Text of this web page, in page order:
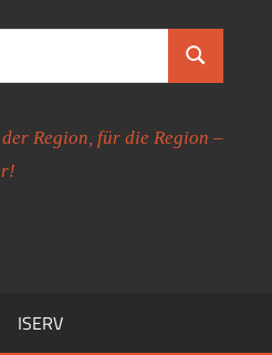
Suchen
Region, für die Region –
ISERV